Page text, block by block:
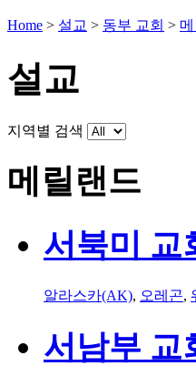
Home > 설교 > 동부 교회 >
설교
지역별 검색
메릴랜드
서북미 교
알라스카(AK), 오레곤,
서남부 교